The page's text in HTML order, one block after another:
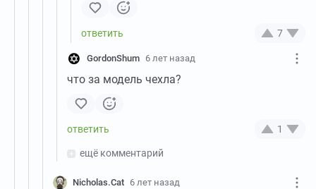
7
GordonShum 6 лет назад
что за модель чехла?
1
ещё комментарий
Nicholas.Cat 6 лет назад